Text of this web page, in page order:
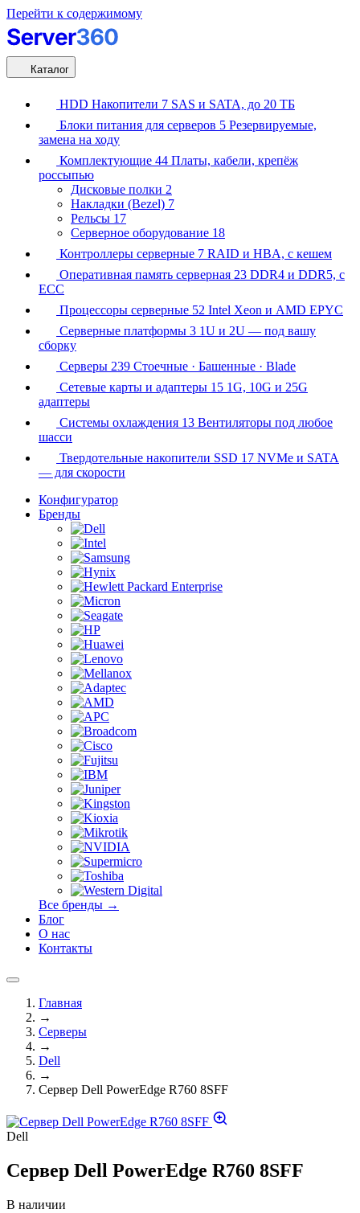
Перейти к содержимому
Каталог
HDD Накопители 7 SAS и SATA, до 20 ТБ
Блоки питания для серверов 5 Резервируемые,
замена на ходу
Комплектующие 44 Платы, кабели, крепёж
россыпью
Дисковые полки 2
Накладки (Bezel) 7
Рельсы 17
Серверное оборудование 18
Контроллеры серверные 7 RAID и HBA, с кешем
Оперативная память серверная 23 DDR4 и DDR5, с
ECC
Процессоры серверные 52 Intel Xeon и AMD EPYC
Серверные платформы 3 1U и 2U — под вашу
сборку
Серверы 239 Стоечные · Башенные · Blade
Сетевые карты и адаптеры 15 1G, 10G и 25G
адаптеры
Системы охлаждения 13 Вентиляторы под любое
шасси
Твердотельные накопители SSD 17 NVMe и SATA
— для скорости
Конфигуратор
Бренды
Все бренды →
Блог
О нас
Контакты
Главная
→
Серверы
→
Dell
→
Сервер Dell PowerEdge R760 8SFF
Dell
Сервер Dell PowerEdge R760 8SFF
В наличии